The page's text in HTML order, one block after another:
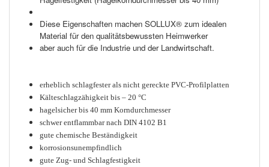
Diese Eigenschaften machen SOLLUX® zum idealen
Material für den qualitätsbewussten Heimwerker
aber auch für die Industrie und der Landwirtschaft.
erheblich schlagfester als nicht gereckte PVC-Profilplatten
Kälteschlagzähigkeit bis – 20 °C
hagelsicher bis 40 mm Korndurchmesser
schwer entflammbar nach DIN 4102 B1
gute chemische Beständigkeit
korrosionsunempfindlich
gute Zug- und Schlagfestigkeit